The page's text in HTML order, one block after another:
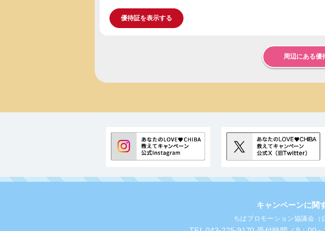
優待証を表示する
周辺にある優
キャンペーンに関
ちばプロモーション協議会（